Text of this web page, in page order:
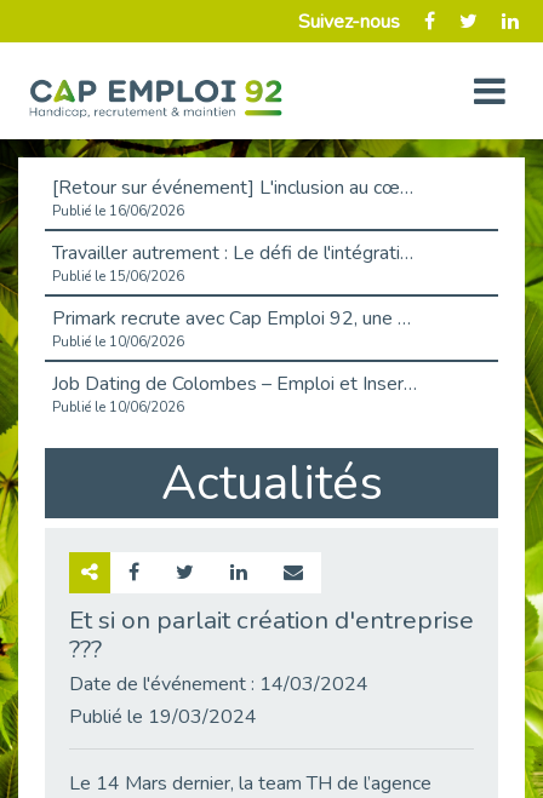
Suivez-nous
[Retour sur événement] L'inclusion au cœur de la Place de l'Emploi à La Défense !
Publié le 16/06/2026
Travailler autrement : Le défi de l'intégration des maladies chroniques en entreprise
Publié le 15/06/2026
Primark recrute avec Cap Emploi 92, une matinée couronnée de succès !
Publié le 10/06/2026
Job Dating de Colombes – Emploi et Insertion
Publié le 10/06/2026
Aborder l'entretien et la situation de handicap en toute confiance
Publié le 09/06/2026
Retour sur l’atelier « Optimiser sa recherche d’emploi »
« Confiance en soi et acceptation du handicap » : un levier puissant vers l’emploi
Actualités
Et si on parlait création d'entreprise
???
Date de l'événement : 14/03/2024
Publié le 19/03/2024
Le 14 Mars dernier, la team TH de l’agence